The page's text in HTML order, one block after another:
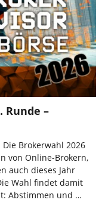
Runde –
Brokerwahl 2026
von Online-Brokern,
auch dieses Jahr
Wahl findet damit
Abstimmen und …